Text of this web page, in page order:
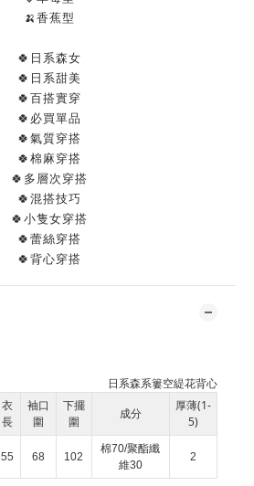
🍌香蕉型
🍀日系森女
🍀日系甜美
🍀百搭實穿
🍀必買單品
🍀氣質穿搭
🍀棉麻穿搭
🍀多層次穿搭
🍀混搭技巧
🍀小隻女穿搭
🍀蕾絲穿搭
🍀背心穿搭
日系森系簍空緹花背心
衣
長
袖口
圍
下擺
圍
成分
厚薄(1-
5)
55 68 102
棉70/聚酯纖
維30
2